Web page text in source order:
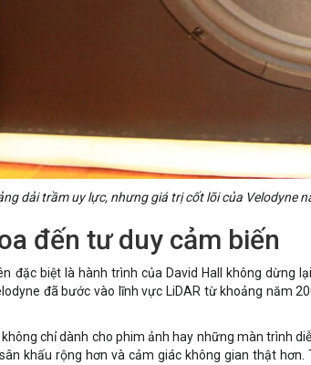
dải trầm uy lực, nhưng giá trị cốt lõi của Velodyne
đến tư duy cảm biến
đặc biệt là hành trình của David Hall không dừng
đã bước vào lĩnh vực LiDAR từ khoảng năm
chỉ dành cho phim ảnh hay những màn trình
khấu rộng hơn và cảm giác không gian thật